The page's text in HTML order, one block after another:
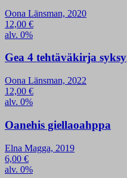
Oona Länsman, 2020
12,00 €
alv. 0%
Gea 4 tehtäväkirja syksy
Oona Länsman, 2022
12,00 €
alv. 0%
Oanehis giellaoahppa
Elna Magga, 2019
6,00 €
alv. 0%